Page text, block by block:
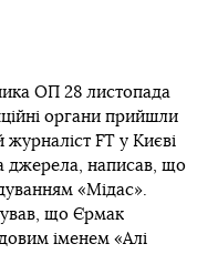
ОП 28 листопада
органи прийшли
FT у Києві
джерела, написав, що
«Мідас».
що Єрмак
іменем «Алі